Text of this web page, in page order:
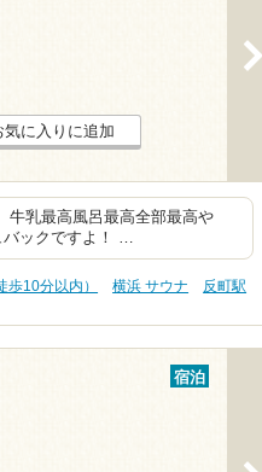
気に入りに追加
牛乳最高風呂最高全部最高や
バックですよ！ …
歩10分以内） 横浜 サウナ
反町駅
宿泊